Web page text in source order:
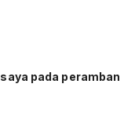
pada peramban